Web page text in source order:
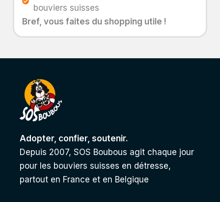
bouviers suisses
Bref, vous faites du shopping utile !
Adopter, confier, soutenir.
Depuis 2007, SOS Boubous agit chaque jour
pour les bouviers suisses en détresse,
partout en France et en Belgique